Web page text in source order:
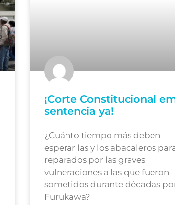
¡Corte Constitucional
sentencia ya!
¿Cuánto tiempo más deben
esperar las y los abacaleros
reparados por las graves
vulneraciones a las que fueron
sometidos durante décadas
Furukawa?